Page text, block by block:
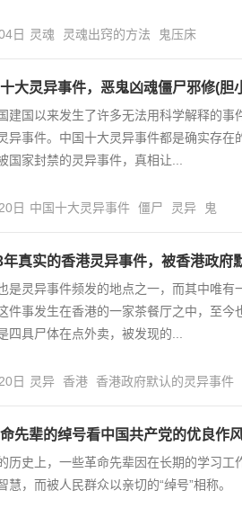
日 灵魂 灵魂出窍的方法 鬼压床
大灵异事件，恶鬼凶魂僵尸邪修(胆
建国以来发生了许多无法用科学解释的
异事件。中国十大灵异事件都是确实存在
国家封禁的灵异事件，真相让...
日 中国十大灵异事件 僵尸 灵异 鬼
年真实的香港灵异事件，被香港政府
是灵异事件频发的地点之一，而其中唯有
件事发生在香港的一家茶餐厅之中，至今
四具尸体在点外卖，被发现的...
日 灵异 香港 香港政府默认的灵异事件
先辈的绰号看中国共产党的优良作
历史上，一些革命先辈因在长期的学习工
慧，而被人民群众以亲切的“绰号”相称。